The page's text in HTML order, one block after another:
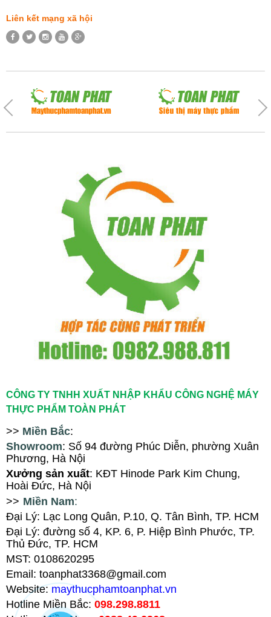
Liên kết mạng xã hội
CÔNG TY TNHH XUẤT NHẬP KHẨU CÔNG NGHỆ MÁY
THỰC PHẨM TOÀN PHÁT
>> Miền Bắc:
Showroom: Số 94 đường Phúc Diễn, phường Xuân
Phương, Hà Nội
Xưởng sản xuất: KĐT Hinode Park Kim Chung,
Hoài Đức, Hà Nội
>> Miền Nam:
Đại Lý: Lạc Long Quân, P.10, Q. Tân Bình, TP. HCM
Đại Lý: đường số 4, KP. 6, P. Hiệp Bình Phước, TP.
Thủ Đức, TP. HCM
MST: 0108620295
Email: toanphat3368@gmail.com
Website: maythucphamtoanphat.vn
Hotline Miền Bắc: 098.298.8811